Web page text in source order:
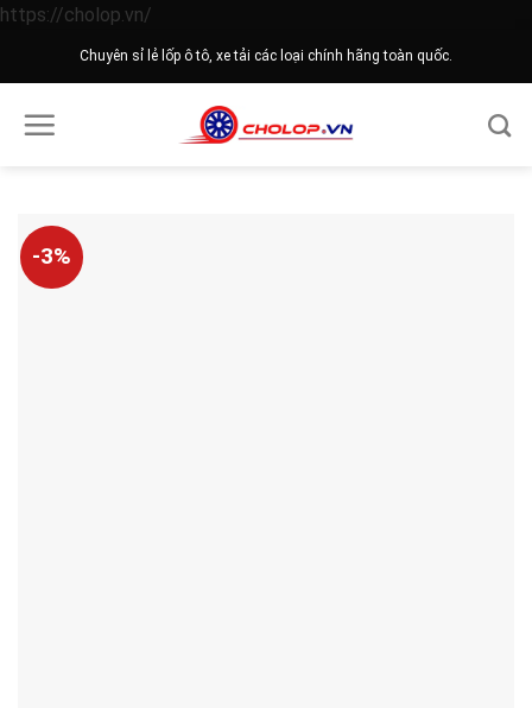
https://cholop.vn/
to
Chuyên sỉ lẻ lốp ô tô, xe tải các loại chính hãng toàn quốc.
-3%